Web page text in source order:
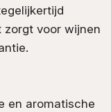
zorgt voor wijnen
en aromatische